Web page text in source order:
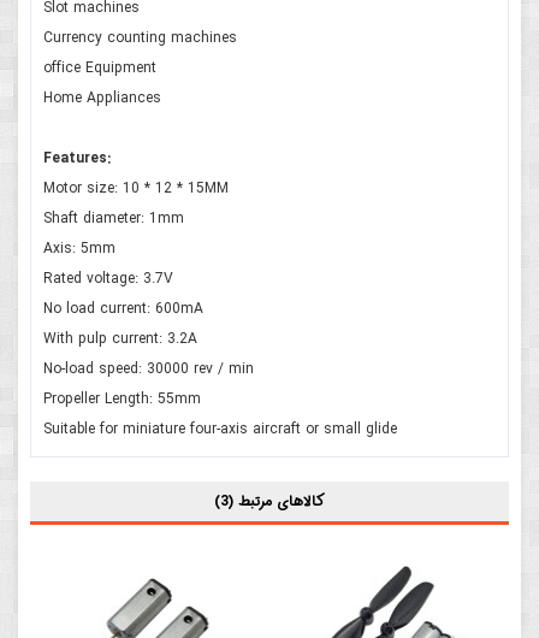
Slot machines
Currency counting machines
office Equipment
Home Appliances
Features:
Motor size: 10 * 12 * 15MM
Shaft diameter: 1mm
Axis: 5mm
Rated voltage: 3.7V
No load current: 600mA
With pulp current: 3.2A
No-load speed: 30000 rev / min
Propeller Length: 55mm
Suitable for miniature four-axis aircraft or small glide
کالاهای مرتبط (3)